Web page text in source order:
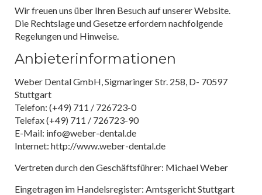
Wir freuen uns über Ihren Besuch auf unserer Website.
Die Rechtslage und Gesetze erfordern nachfolgende
Regelungen und Hinweise.
Anbieterinformationen
Weber Dental GmbH, Sigmaringer Str. 258, D- 70597
Stuttgart
Telefon: (+49) 711 / 726723-0
Telefax (+49) 711 / 726723-90
E-Mail: info@weber-dental.de
Internet: http://www.weber-dental.de
Vertreten durch den Geschäftsführer: Michael Weber
Eingetragen im Handelsregister: Amtsgericht Stuttgart